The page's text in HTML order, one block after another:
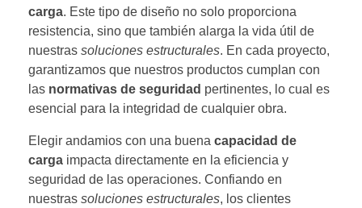
carga. Este tipo de diseño no solo proporciona
resistencia, sino que también alarga la vida útil de
nuestras soluciones estructurales. En cada proyecto,
garantizamos que nuestros productos cumplan con
las normativas de seguridad pertinentes, lo cual es
esencial para la integridad de cualquier obra.
Elegir andamios con una buena capacidad de
carga impacta directamente en la eficiencia y
seguridad de las operaciones. Confiando en
nuestras soluciones estructurales, los clientes